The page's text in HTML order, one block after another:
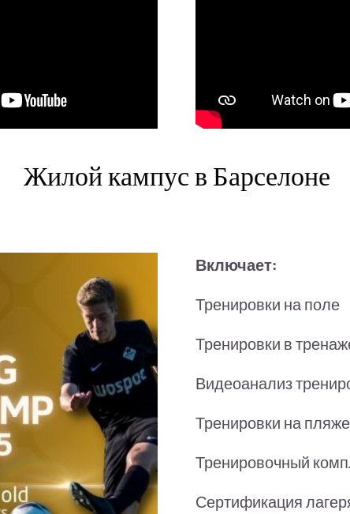
Жилой кампус в Барселоне
Включает:
Тренировки на поле
Тренировки в
Видеоанализ
Тренировки на пляже
Тренировочный
Сертификация лагеря